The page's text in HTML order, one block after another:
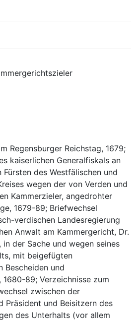
Regensburger Reichstag, 1679;
kaiserlichen Generalfiskals an
des Westfälischen und
wegen der von Verden und
Kammerzieler, angedrohter
1679-89; Briefwechsel
verdischen Landesregierung
Anwalt am Kammergericht, Dr.
der Sache und wegen seines
mit beigefügten
Bescheiden und
89; Verzeichnisse zum
zwischen der
Präsident und Beisitzern des
des Unterhalts (vor allem